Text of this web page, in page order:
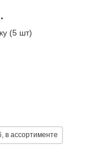
(5 шт)
в ассортименте